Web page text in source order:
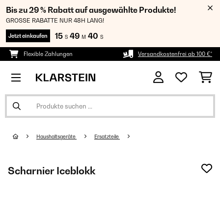
Bis zu 29 % Rabatt auf ausgewählte Produkte!
GROSSE RABATTE NUR 48H LANG!
Jetzt einkaufen 15 S 49 M 38 S
Flexible Zahlungen Versandkostenfrei ab 100 €*
Haushaltsgeräte Ersatzteile
Scharnier Iceblokk